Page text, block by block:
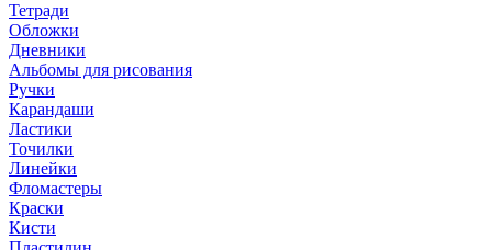
Тетради
Обложки
Дневники
Альбомы для рисования
Ручки
Карандаши
Ластики
Точилки
Линейки
Фломастеры
Краски
Кисти